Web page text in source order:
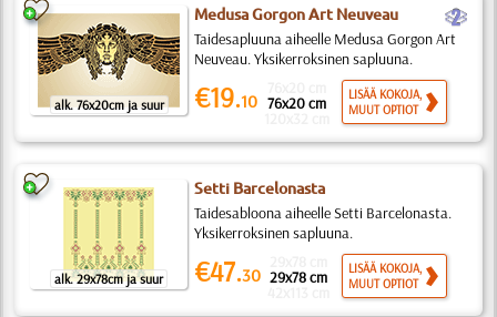
alk. 76x20cm ja suur
Medusa Gorgon Art Neuveau b
Taidesapluuna aiheelle Medusa Gorgon Art
Neuveau. Yksikerroksinen sapluuna.
€19.10 76x20 cm
LISÄÄ KOKOJA,
MUUT OPTIOT
alk. 29x78cm ja suur
Setti Barcelonasta
Taidesabloona aiheelle Setti Barcelonasta.
Yksikerroksinen sapluuna.
€47.30 29x78 cm
LISÄÄ KOKOJA,
MUUT OPTIOT